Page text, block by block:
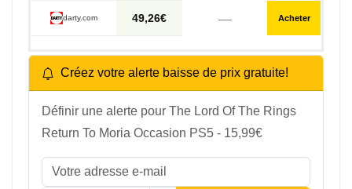
darty.com 49,26€ — Acheter
Créez votre alerte baisse de prix gratuite!
Définir une alerte pour The Lord Of The Rings
Return To Moria Occasion PS5 - 15,99€